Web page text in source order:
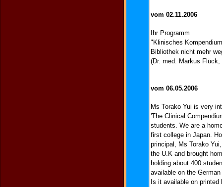
vom 02.11.2006
Ihr Programm
"Klinisches
Bibliothek nicht mehr
(Dr. med. Markus Flück,
vom 06.05.2006
Ms Torako Yui is very
'The Clinical
students. We are a
first college in Japan.
principal, Ms Torako
the U.K and brought
holding about 400
available on the
Is it available on